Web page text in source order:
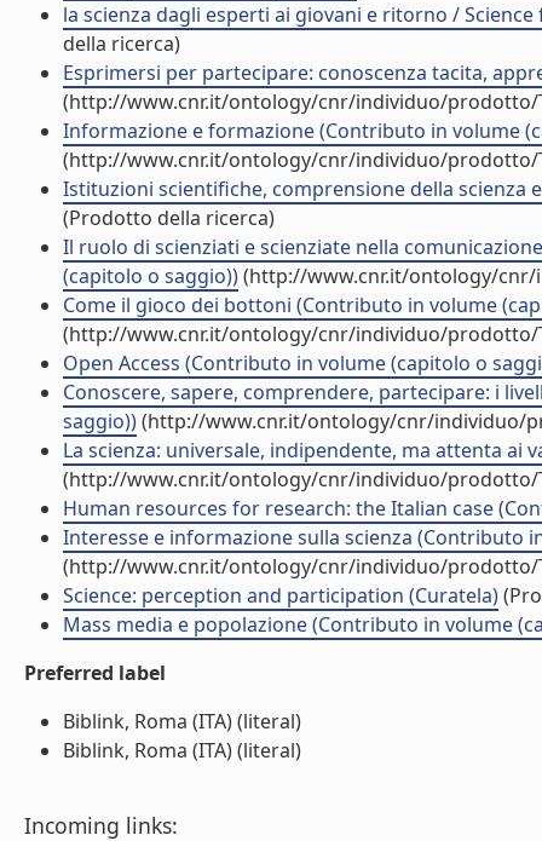
la scienza dagli esperti ai giovani e ritorno /
della ricerca)
Esprimersi per partecipare: conoscenza tacita,
(http://www.cnr.it/ontology/cnr/individuo/prodotto/
Informazione e formazione (Contributo in volume
(http://www.cnr.it/ontology/cnr/individuo/prodotto/
Istituzioni scientifiche, comprensione della scienza
(Prodotto della ricerca)
Il ruolo di scienziati e scienziate nella
(capitolo o saggio))(http://www.cnr.it/ontology/
Come il gioco dei bottoni (Contributo in volume
(http://www.cnr.it/ontology/cnr/individuo/prodotto/
Open Access (Contributo in volume (capitolo o
Conoscere, sapere, comprendere, partecipare: i
saggio))(http://www.cnr.it/ontology/cnr/individuo/
La scienza: universale, indipendente, ma attenta
(http://www.cnr.it/ontology/cnr/individuo/prodotto/
Human resources for research: the Italian case
Interesse e informazione sulla scienza (Contributo
(http://www.cnr.it/ontology/cnr/individuo/prodotto/
Science: perception and participation (Curatela)
Mass media e popolazione (Contributo in volume
Preferred label
Biblink, Roma (ITA) (literal)
Biblink, Roma (ITA) (literal)
Incoming links: